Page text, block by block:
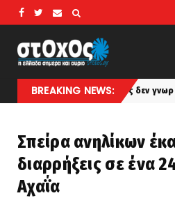
BREAKING NEWS:
που ίσως δεν γνωρίζετε για
Σπείρα ανηλίκων
διαρρήξεις σε ένα
Αχαΐα